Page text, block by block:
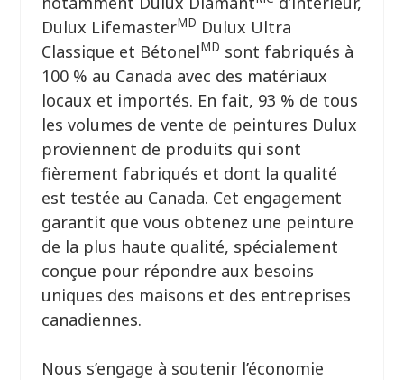
Dulux LifemasterMD Dulux Ultra
Classique et BétonelMD sont fabriqués à
100 % au Canada avec des matériaux
locaux et importés. En fait, 93 % de tous
les volumes de vente de peintures Dulux
proviennent de produits qui sont
fièrement fabriqués et dont la qualité
est testée au Canada. Cet engagement
garantit que vous obtenez une peinture
de la plus haute qualité, spécialement
conçue pour répondre aux besoins
uniques des maisons et des entreprises
canadiennes.
Nous s’engage à soutenir l’économie